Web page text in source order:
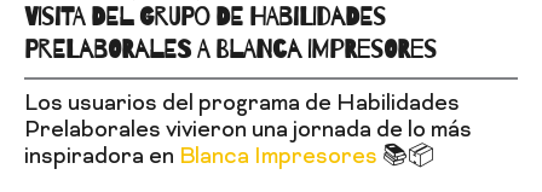
VISITA DEL GRUPO DE HABILIDADES
PRELABORALES A BLANCA IMPRESORES
Los usuarios del programa de Habilidades
Prelaborales vivieron una jornada de lo más
inspiradora en Blanca Impresores 📚📦